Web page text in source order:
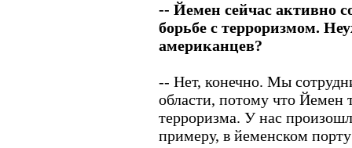
-- Йемен сейчас активно
борьбе с терроризмом.
американцев?
-- Нет, конечно. Мы
области, потому что Йемен
терроризма. У нас
примеру, в йеменском